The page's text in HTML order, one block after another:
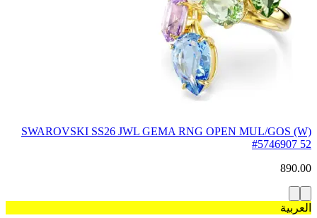
SWAROVSKI SS26 JWL GEMA RNG OPEN MUL/GOS (W)
#5746907 52
890.00
العربية